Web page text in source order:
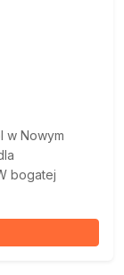
w Nowym
bogatej